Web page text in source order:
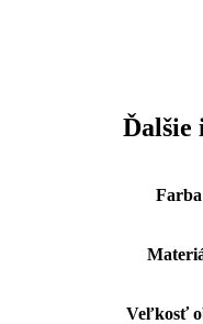
Ďalšie
Farba
Veľkosť